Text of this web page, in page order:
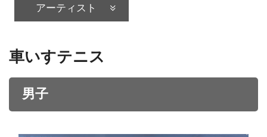
アーティスト
車いすテニス
男子